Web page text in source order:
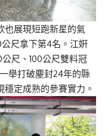
也展現短跑新星的氣
尺拿下第4名。江姸
尺、100公尺雙料冠
舉打破塵封24年的縣
定成熟的參賽實力。